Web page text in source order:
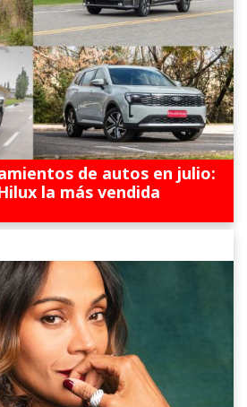
de autos en julio:
la más vendida